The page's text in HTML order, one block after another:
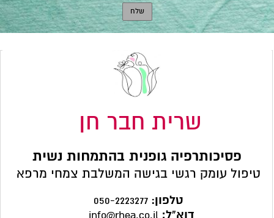
פסיכותרפיה גופנית בהתמחות נשית
טיפול עומק רגשי בגישה המשלבת צמחי מרפא
טלפון:
דוא"ל:
שרית חבר חן